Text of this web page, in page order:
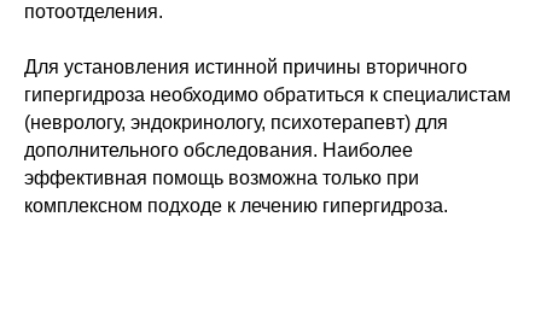
потоотделения.
Для установления истинной причины вторичного
гипергидроза необходимо обратиться к специалистам
(неврологу, эндокринологу, психотерапевт) для
дополнительного обследования. Наиболее
эффективная помощь возможна только при
комплексном подходе к лечению гипергидроза.